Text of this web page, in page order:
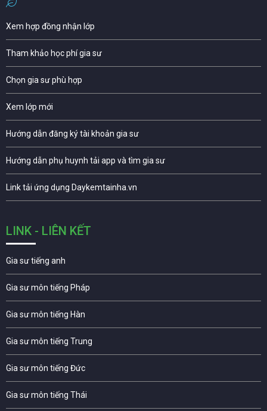
Xem hợp đồng nhận lớp
Tham khảo học phí gia sư
Chọn gia sư phù hợp
Xem lớp mới
Hướng dẫn đăng ký tài khoản gia sư
Hướng dẫn phụ huynh tải app và tìm gia sư
Link tải ứng dụng Daykemtainha.vn
LINK - LIÊN KẾT
Gia sư tiếng anh
Gia sư môn tiếng Pháp
Gia sư môn tiếng Hàn
Gia sư môn tiếng Trung
Gia sư môn tiếng Đức
Gia sư môn tiếng Thái